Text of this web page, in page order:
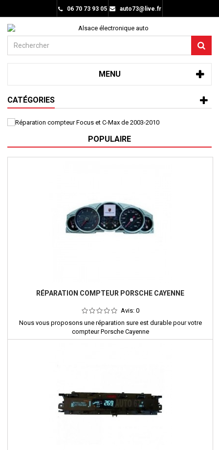
06 70 73 93 05 auto73@live.fr
MENU
CATÉGORIES
POPULAIRE
RÉPARATION COMPTEUR PORSCHE CAYENNE
Avis: 0
Nous vous proposons une réparation sure est durable pour votre
compteur Porsche Cayenne